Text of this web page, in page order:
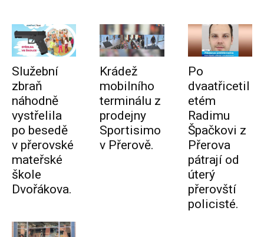
Služební
zbraň
náhodně
vystřelila
po besedě
v přerovské
mateřské
škole
Dvořákova.
Krádež
mobilního
terminálu z
prodejny
Sportisimo
v Přerově.
Po
dvaatřicetil
etém
Radimu
Špačkovi z
Přerova
pátrají od
úterý
přerovští
policisté.